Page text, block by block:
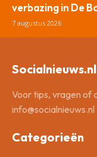
verbazing in De
7 augustus 2026
Socialnieuws.nl
Voor tips, vragen of
info@socialnieuws.nl
Categorieën